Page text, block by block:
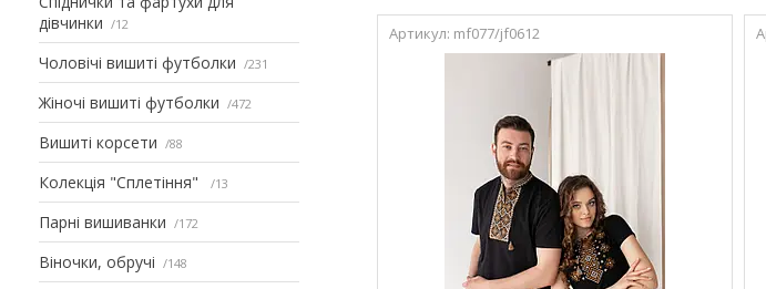
дівчинки
12
Чоловічі вишиті футболки 231
Жіночі вишиті футболки 472
Вишиті корсети 88
Колекція "Сплетіння" 13
Парні вишиванки 172
Віночки, обручі 148
mf077/jf0612